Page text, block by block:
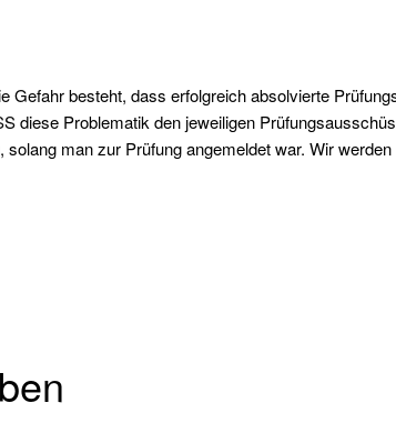
Gefahr besteht, dass erfolgreich absolvierte
diese Problematik den jeweiligen
man zur Prüfung angemeldet war. Wir werden